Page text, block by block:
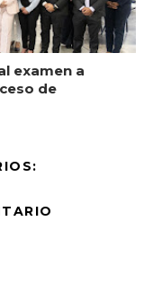
examen a
de